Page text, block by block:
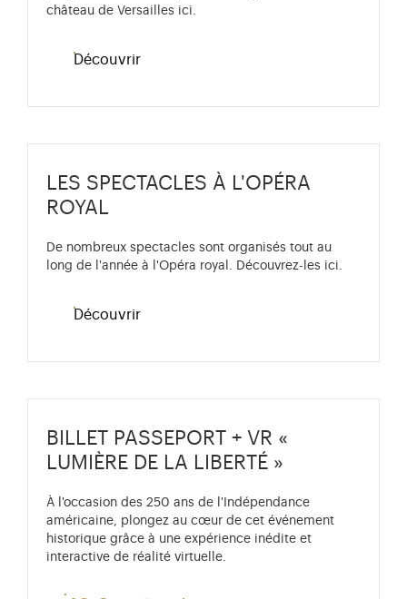
château de Versailles ici.
Découvrir
LES SPECTACLES À L'OPÉRA
ROYAL
De nombreux spectacles sont organisés tout au
long de l'année à l'Opéra royal. Découvrez-les ici.
Découvrir
BILLET PASSEPORT + VR «
LUMIÈRE DE LA LIBERTÉ »
À l'occasion des 250 ans de l'Indépendance
américaine, plongez au cœur de cet événement
historique grâce à une expérience inédite et
interactive de réalité virtuelle.